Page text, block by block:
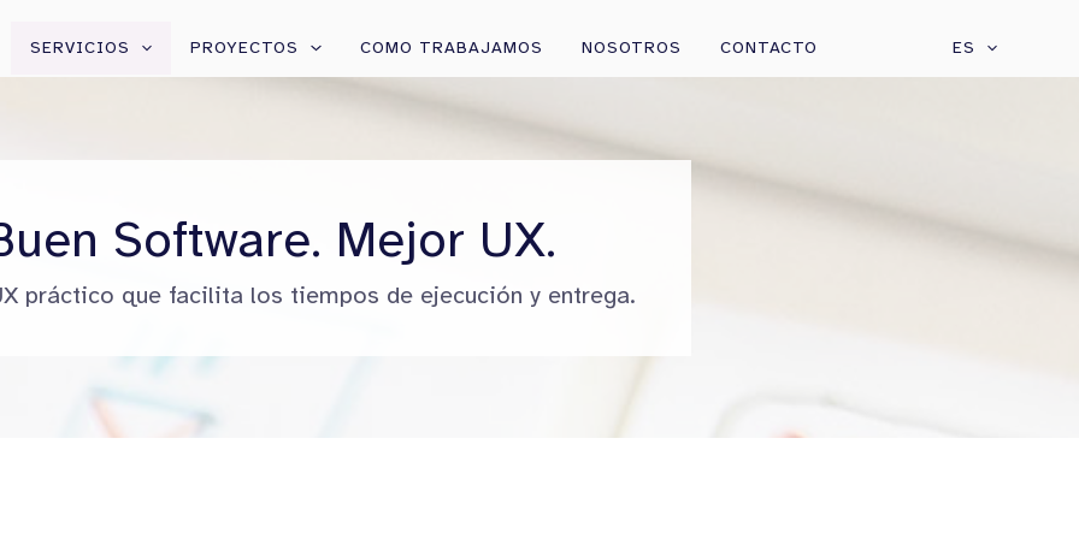
SERVICIOS PROYECTOS COMO TRABAJAMOS NOSOTROS CONTACTO ES
Software. Mejor UX.
práctico que facilita los tiempos de ejecución y entrega.